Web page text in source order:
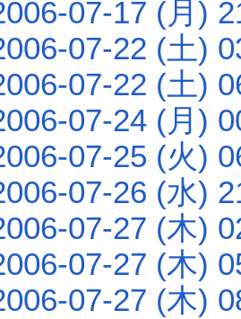
07-17 (月)
07-22 (土)
07-22 (土)
07-24 (月)
07-25 (火)
07-26 (水)
07-27 (木)
07-27 (木)
07-27 (木)